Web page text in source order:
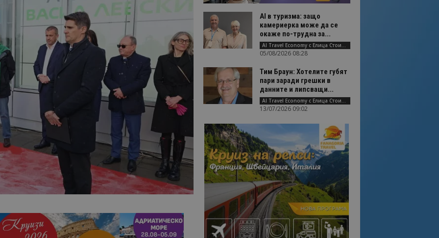
AI в туризма: защо
камериерка може да се
окаже по-трудна за...
AI Travel Economy с Елица Стоилова
05/08/2026 08:28
Тим Браун: Хотелите губят
пари заради грешки в
данните и липсващи...
AI Travel Economy с Елица Стоилова
13/07/2026 09:02